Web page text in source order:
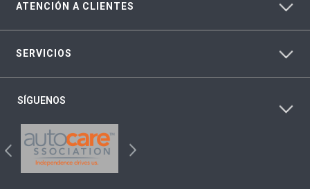
ATENCIÓN A CLIENTES
SERVICIOS
SÍGUENOS